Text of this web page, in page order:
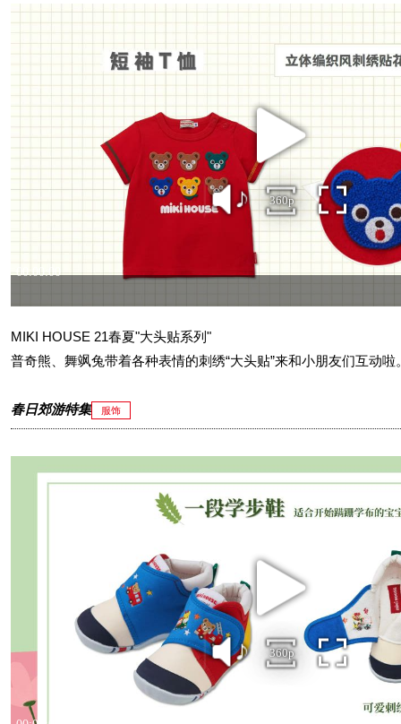
MIKI HOUSE 21春夏"大头贴系列"
普奇熊、舞飒兔带着各种表情的刺绣“大头贴”来和小朋友们互动啦
春日郊游特集 服饰